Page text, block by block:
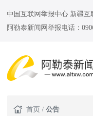
中国互联网举报中心 新疆互
阿勒泰新闻网举报电话：
首页 / 公告